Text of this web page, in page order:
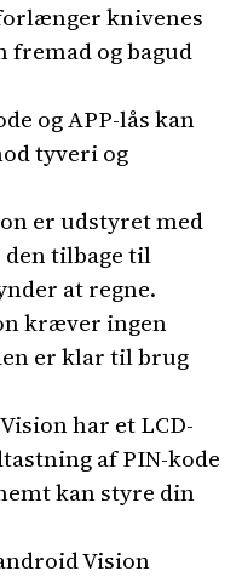
knivenes
fremad og bagud
og APP-lås kan
tyveri og
er udstyret med
den tilbage til
at regne.
kræver ingen
er klar til brug
har et LCD-
af PIN-kode
kan styre din
Vision